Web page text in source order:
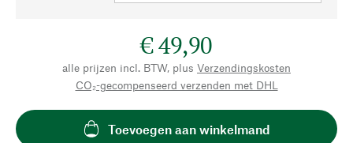
€ 49,90
alle prijzen incl. BTW, plus Verzendingskosten
CO₂-gecompenseerd verzenden met DHL
Toevoegen aan winkelmand